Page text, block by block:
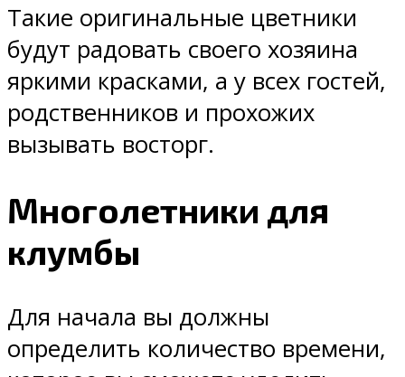
Такие оригинальные цветники
будут радовать своего хозяина
яркими красками, а у всех гостей,
родственников и прохожих
вызывать восторг.
Многолетники для
клумбы
Для начала вы должны
определить количество времени,